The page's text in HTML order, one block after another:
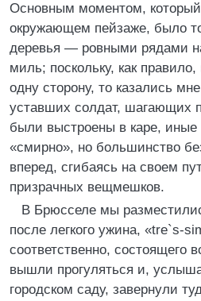
Основным моментом,
окружающем пейзаже, было
деревья — ровными рядами
миль; поскольку, как
одну сторону, то казались
уставших солдат, шагающих
были выстроены в каре, иные
«смирно», но большинство
вперед, сгибаясь на своем
призрачных вещмешков.
В Брюсселе мы
после легкого ужина, «tre`s-
соответственно, состоящего
вышли прогуляться и,
городском саду, завернули